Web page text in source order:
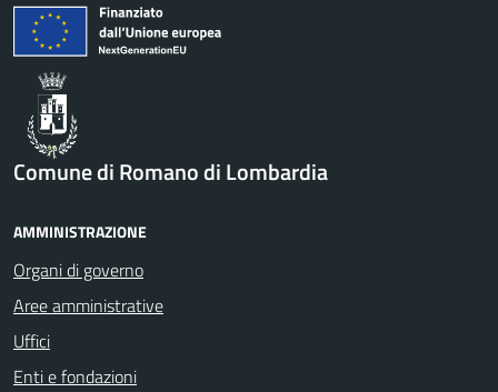
Comune di Romano di Lombardia
AMMINISTRAZIONE
Organi di governo
Aree amministrative
Uffici
Enti e fondazioni